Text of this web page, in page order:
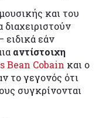
και του
ειδικά εάν
αντίστοιχη
Bean Cobain και ο
το γεγονός ότι
συγκρίνονται